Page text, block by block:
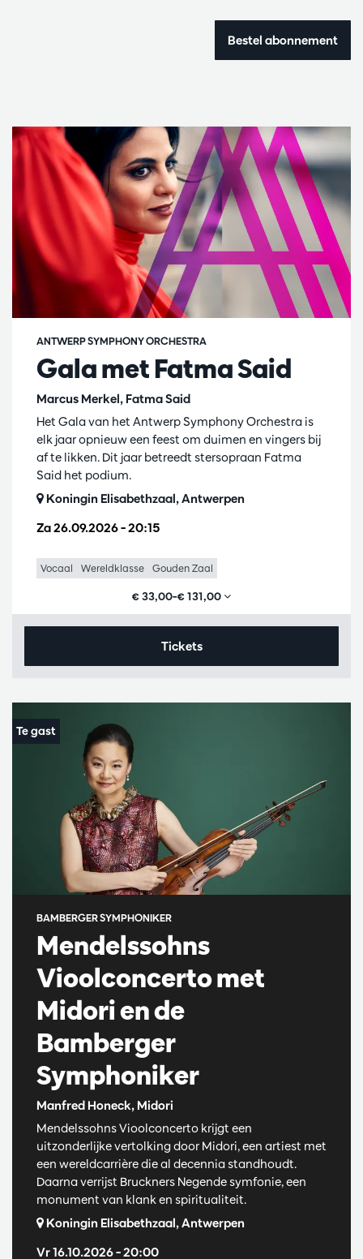
Bestel abonnement
Gala met Fatma Said
Marcus Merkel, Fatma Said
ANTWERP SYMPHONY ORCHESTRA
Za 26.09.2026– 20:15
Het Gala van het Antwerp Symphony Orchestra is
elk jaar opnieuw een feest om duimen en vingers bij
af te likken. Dit jaar betreedt stersopraan Fatma
Said het podium.
Koningin Elisabethzaal, Antwerpen
Vocaal Wereldklasse Gouden Zaal
€ 33,00–€ 131,00
Tickets
Mendelssohns
Vioolconcerto met
Midori en de
Bamberger
Symphoniker
Manfred Honeck, Midori
BAMBERGER SYMPHONIKER
Vr 16.10.2026– 20:00
Mendelssohns Vioolconcerto krijgt een
uitzonderlijke vertolking door Midori, een artiest met
een wereldcarrière die al decennia standhoudt.
Daarna verrijst Bruckners Negende symfonie, een
monument van klank en spiritualiteit.
Koningin Elisabethzaal, Antwerpen